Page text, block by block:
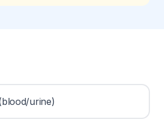
urine)